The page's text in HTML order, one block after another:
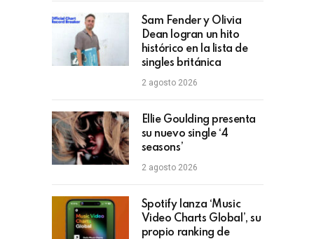
Sam Fender y Olivia
Dean logran un hito
histórico en la lista de
singles británica
2 agosto 2026
Ellie Goulding presenta
su nuevo single ‘4
seasons’
2 agosto 2026
Spotify lanza ‘Music
Video Charts Global’, su
propio ranking de